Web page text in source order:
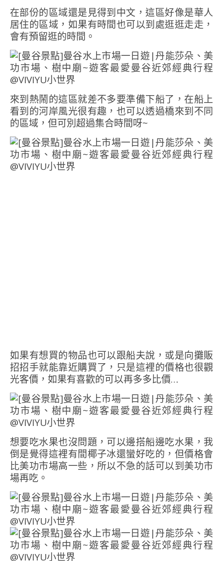
在部份的區域還是見得到中文，這區好像是華人
居住的區域，如果有時間也可以到處逛逛走走，
會有預留逛的時間。
來到熱鬧的這區就差不多要準備下船了，在船上
看到的河岸風光很有趣，也可以透過橋來到不同
的區域，但可別超過集合時間呀~
如果有想買的物品也可以跟船夫說，或是向攤販
招招手就能靠近購買了，只是這裡的價格也很觀
光客價，如果有喜歡的可以再多多比價…
想要吃水果也沒問題，可以邊搭船邊吃水果，我
倒是覺得這裡有間椰子冰還蠻好吃的，但價格會
比美功市場高一些，所以不急的話可以到美功市
場再吃。